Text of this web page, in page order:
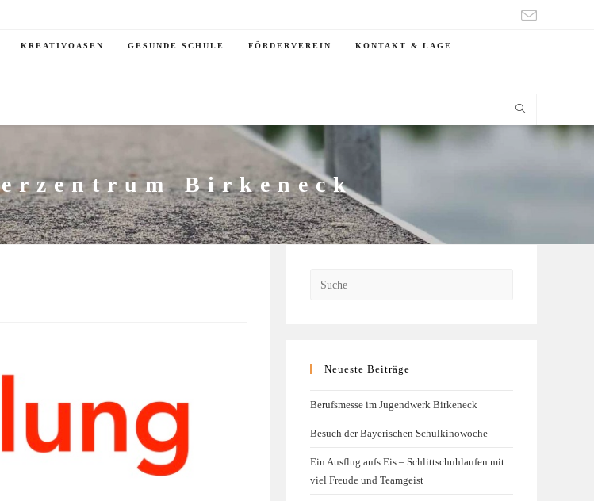
KREATIVOASEN GESUNDE SCHULE FÖRDERVEREIN KONTAKT & LAGE
Birkeneck
Neueste Beiträge
Berufsmesse im Jugendwerk Birkeneck
Besuch der Bayerischen Schulkinowoche
Ein Ausflug aufs Eis – Schlittschuhlaufen mit
viel Freude und Teamgeist